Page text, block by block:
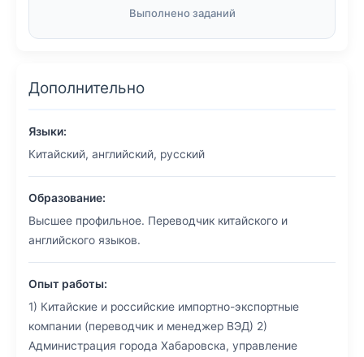
Выполнено заданий
Дополнительно
Языки:
Китайский, английский, русский
Образование:
Высшее профильное. Переводчик китайского и
английского языков.
Опыт работы:
1) Китайские и российские импортно-экспортные
компании (переводчик и менеджер ВЭД) 2)
Администрация города Хабаровска, управление